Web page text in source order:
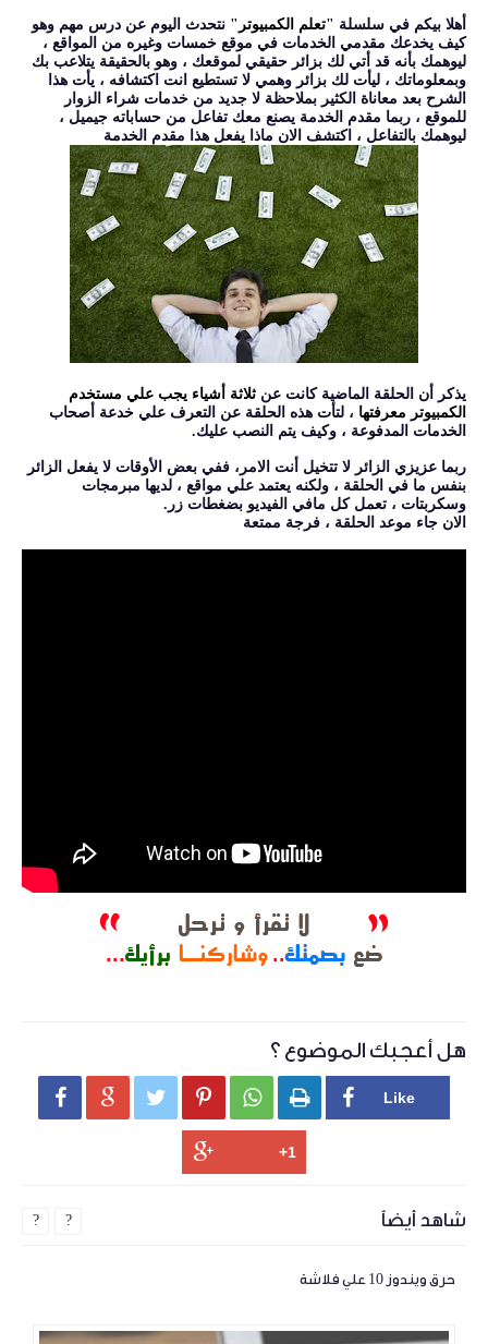
أهلا بيكم في سلسلة "تعلم الكمبيوتر " نتحدث اليوم عن درس مهم وهو
كيف يخدعك مقدمي الخدمات في موقع خمسات وغيره من المواقع ،
ليوهمك بأنه قد أتي لك بزائر حقيقي لموقعك ، وهو بالحقيقة يتلاعب بك
وبمعلوماتك ، ليأت لك بزائر وهمي لا تستطيع انت اكتشافه ، يأت هذا
الشرح بعد معاناة الكثير بملاحظة لا جديد من خدمات شراء الزوار
للموقع ، ربما مقدم الخدمة يصنع معك تفاعل من حساباته جيميل ،
ليوهمك بالتفاعل ، اكتشف الان ماذا يفعل هذا مقدم الخدمة
يذكر أن الحلقة الماضية كانت عن ثلاثة أشياء يجب علي مستخدم
الكمبيوتر معرفتها ، لتأت هذه الحلقة عن التعرف علي خدعة أصحاب
الخدمات المدفوعة ، وكيف يتم النصب عليك.
ربما عزيزي الزائر لا تتخيل أنت الامر، ففي بعض الأوقات لا يفعل الزائر
بنفس ما في الحلقة ، ولكنه يعتمد علي مواقع ، لديها مبرمجات
وسكربتات ، تعمل كل مافي الفيديو بضغطات زر.
الان جاء موعد الحلقة ، فرجة ممتعة
هل أعجبك الموضوع ؟
     
شاهد أيضاً
حرق ويندوز 10 علي فلاشة
? ?